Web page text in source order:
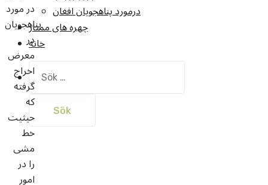
درمورد پناهجويان افغان
چهره های ممتاز
خانه
Sök
efter:
در مورد
پناهجویان
در
معرض
اخراج
گرفته
که
حیثیت
خط
مشی
را در
امور